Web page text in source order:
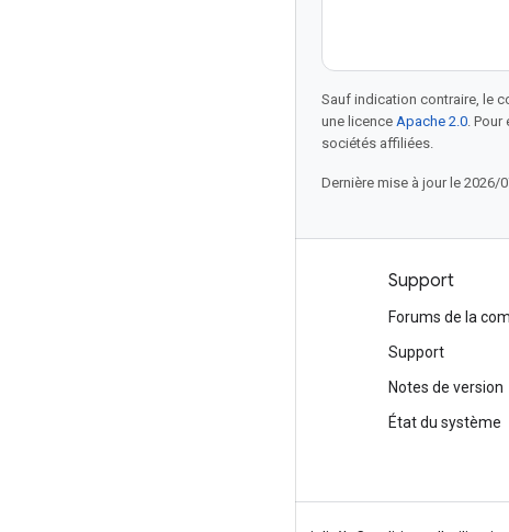
Sauf indication contraire, le
une licence Apache 2.0. Pour
sociétés affiliées.
Dernière mise à jour le 2026/
Support
Forums de la
Support
Notes de version
État du système